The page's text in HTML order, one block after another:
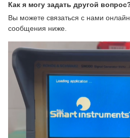
Как я могу задать другой
Вы можете связаться с нами
сообщения ниже.